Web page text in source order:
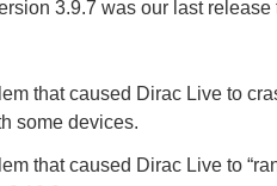
3.9.7 was our last release
that caused Dirac Live to
some devices.
that caused Dirac Live to